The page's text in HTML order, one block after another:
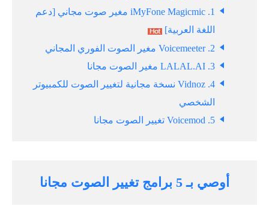
1. iMyFone Magicmic مغير صوت مجاني [دعم
اللغة العربية]
2. Voicemeeter مغير الصوت الفوري المجاني
3. LALAL.AI مغير الصوت مجانا
4. Vidnoz نسخة مجانية لتغيير الصوت للكمبيوتر
الشخصي
5. Voicemod تغيير الصوت مجانا
أوصي بـ 5 برامج تغيير الصوت مجانا